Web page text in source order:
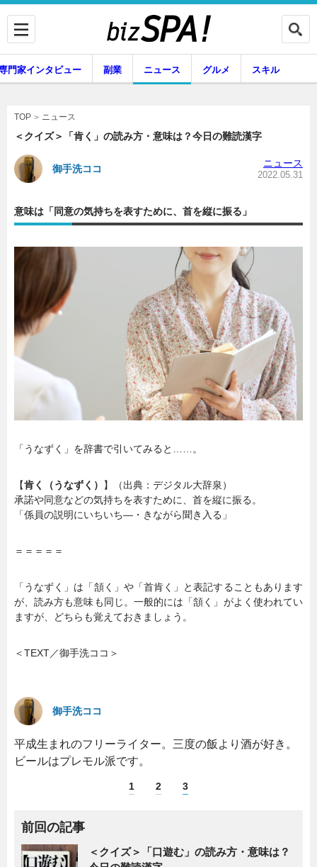
企業インタビュー 専門家インタビュー
グルメ スキル
エンタメ
連載一覧
門家インタビュー 副業 ニュース グルメ スキル
TOP ニュース
＜クイズ＞「肯く」の読み方・意味は？今日の難読漢字
御手洗ココ ニュース
2022.05.31
意味は「同意の気持ちを表すために、首を縦に振る」
「うなずく」を辞書で引いてみると……。
【肯く（うなずく）
】（出典：デジタル大辞泉）
承諾や同意などの気持ちを表すために、首を縦に振る。
「係員の説明にいちいち—・きながら聞き入る」
＝＝＝＝＝
「うなずく」は「頷く」や「首肯く」と表記することもあります
が、読み方も意味も同じ。一般的には「頷く」がよく使われてい
ますが、どちらも覚えておきましょう。
＜TEXT／御手洗ココ＞
御手洗ココ
平成生まれのフリーライター。三度の飯より酒が好き。
ビールはプレモル派です。
1 2 3
前回の記事
＜クイズ＞「口遊む」の読み方・意味は？